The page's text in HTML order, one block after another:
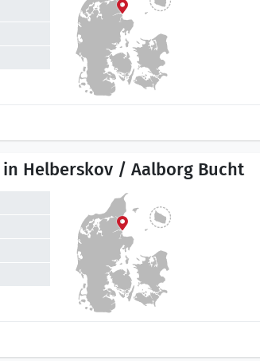
in Helberskov / Aalborg Bucht